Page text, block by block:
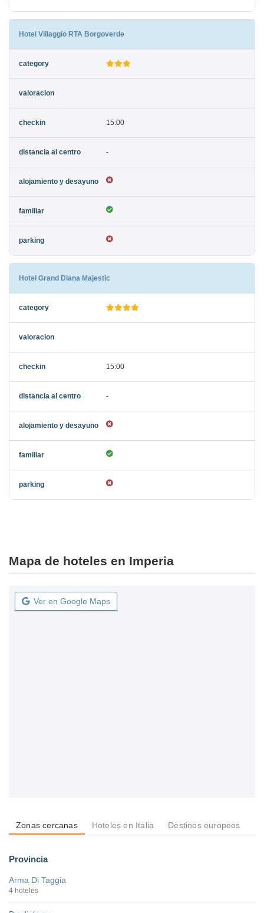
Hotel Villaggio RTA Borgoverde
15:00
-
Hotel Grand Diana Majestic
15:00
-
Mapa de hoteles en Imperia
Ver en Google Maps
Zonas cercanas Hoteles en Italia Destinos europeos
Provincia
Arma Di Taggia
4 hoteles